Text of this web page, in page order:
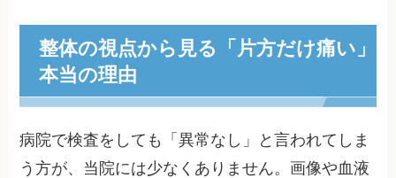
整体の視点から見る「片方だけ痛い」
本当の理由
病院で検査をしても「異常なし」と言われてしま
う方が、当院には少なくありません。画像や血液